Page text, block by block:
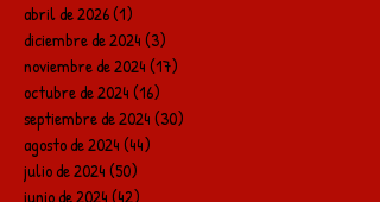
abril de 2026(1)
diciembre de 2024(3)
noviembre de 2024(17)
octubre de 2024(16)
septiembre de 2024(30)
agosto de 2024(44)
julio de 2024(50)
junio de 2024(42)